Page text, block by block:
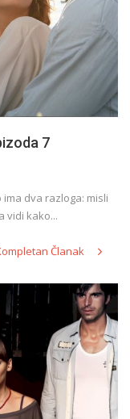
7
dva razloga: misli
vidi kako...
Članak